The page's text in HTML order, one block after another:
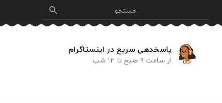

پاسخدهی سریع در اینستاگرام
از ساعت 9 صبح تا 12 شب